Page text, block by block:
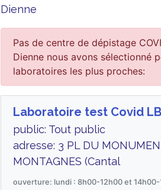
Dienne
Pas de centre de dépistage
Dienne nous avons sélectionné
laboratoires les plus proches:
Laboratoire test Covid
public: Tout public
adresse: 3 PL DU
MONTAGNES (Cantal
ouverture: lundi : 8h00-12h00 et